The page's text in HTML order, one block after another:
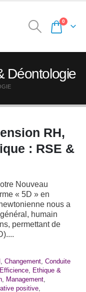
0
Déontologie
RH,
: RSE &
Nouveau
« 5D » en
nous a
humain
permettant de
, Changement, Conduite
Efficience, Ethique &
, Management,
positive,